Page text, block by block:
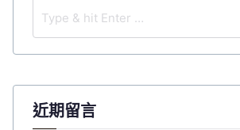
近期留言